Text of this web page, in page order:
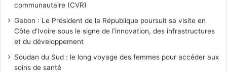
communautaire (CVR)
Gabon : Le Président de la République poursuit sa visite en
Côte d’Ivoire sous le signe de l’innovation, des infrastructures
et du développement
Soudan du Sud : le long voyage des femmes pour accéder aux
soins de santé